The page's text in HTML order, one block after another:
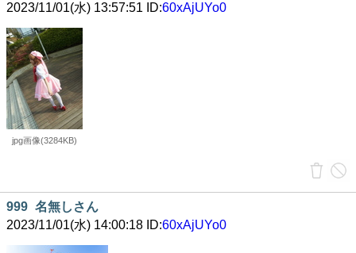
2023/11/01(水) 13:57:51 ID:60xAjUYo0
jpg画像(3284KB)
999 名無しさん
2023/11/01(水) 14:00:18 ID:60xAjUYo0